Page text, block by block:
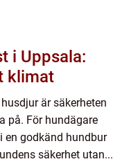
i Uppsala:
klimat
är säkerheten
på. För hundägare
en godkänd hundbur
säkerhet utan...